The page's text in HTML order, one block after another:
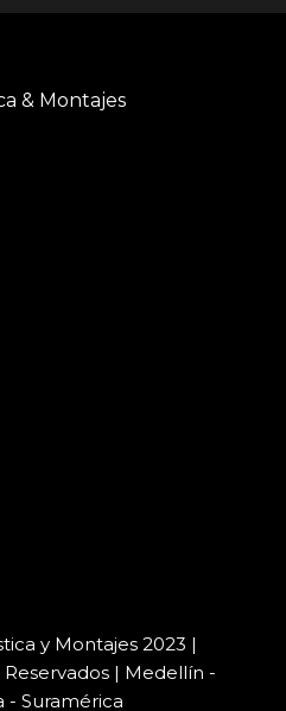
y Montajes 2023 |
| Medellín -
- Suramérica